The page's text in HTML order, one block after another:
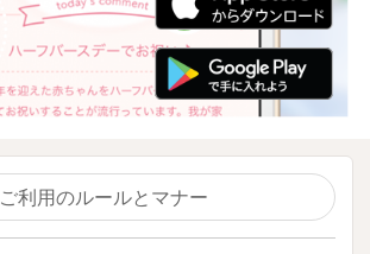
ご利用のルールとマナー